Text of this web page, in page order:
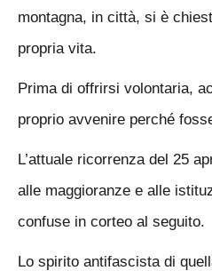
montagna, in città, si è
propria vita.
Prima di offrirsi volontaria,
proprio avvenire perché
L’attuale ricorrenza del 25
alle maggioranze e alle
confuse in corteo al seguito.
Lo spirito antifascista di